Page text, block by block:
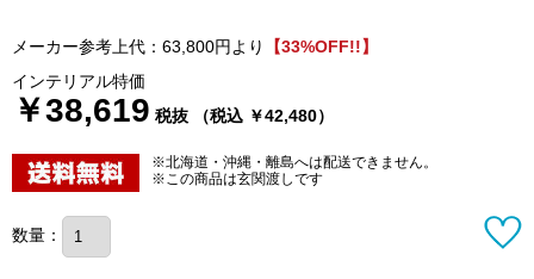
メーカー参考上代：63,800円より
【33%OFF!!】
インテリアル特価
￥38,619 税抜 （税込 ￥42,480）
※北海道・沖縄・離島へは配送できません。
※この商品は玄関渡しです
数量：